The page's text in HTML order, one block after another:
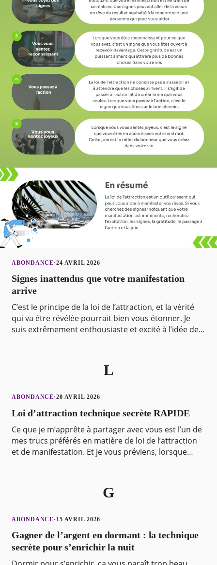
ABONDANCE·24 AVRIL 2026
Signes inattendus que votre manifestation
arrive
C’est le principe de la loi de l’attraction, et la vérité
qui va être révélée pourrait bien vous étonner. Je
suis extrêmement enthousiaste et excité à l’idée de
L
ABONDANCE·20 AVRIL 2026
Loi d’attraction technique secrète RAPIDE
Ce que je m’apprête à partager avec vous est l’un de
mes trucs préférés en matière de loi de l’attraction
et de manifestation. Et je vous préviens, lorsque
G
ABONDANCE· 15 AVRIL 2026
Gagner de l’argent en dormant : la technique
secrète pour s’enrichir la nuit